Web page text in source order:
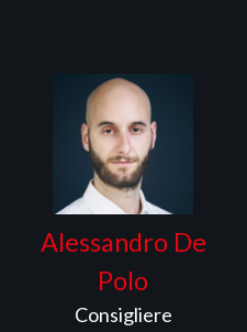
Alessandro De
Polo
Consigliere